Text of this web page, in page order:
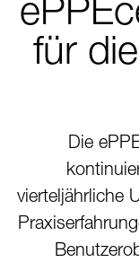
für
Die
vierteljährliche